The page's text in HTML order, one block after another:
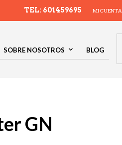
TEL: 601459695 MI CUENTA
SOBRE NOSOTROS BLOG
GN